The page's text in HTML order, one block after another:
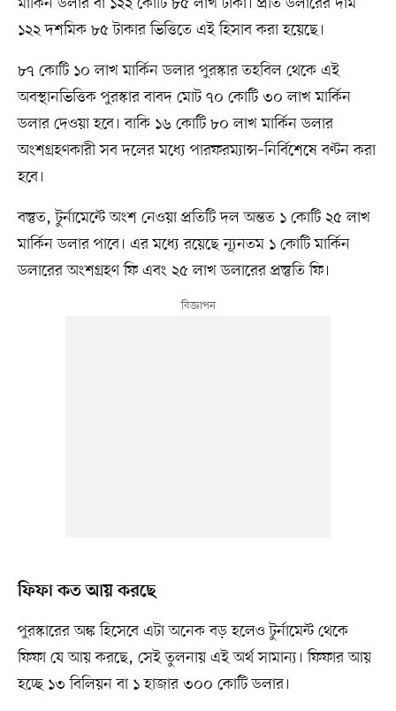
১২২ দশমিক ৮৫ টাকার ভিত্তিতে এই হিসাব করা হয়েছে।
৮৭ কোটি ১০ লাখ মার্কিন ডলার পুরস্কার তহবিল থেকে এই
অবস্থানভিত্তিক পুরস্কার বাবদ মোট ৭০ কোটি ৩০ লাখ মার্কিন
ডলার দেওয়া হবে। বাকি ১৬ কোটি ৮০ লাখ মার্কিন ডলার
অংশগ্রহণকারী সব দলের মধ্যে পারফরম্যান্স–নির্বিশেষে বণ্টন করা
হবে।
বস্তুত, টুর্নামেন্টে অংশ নেওয়া প্রতিটি দল অন্তত ১ কোটি ২৫ লাখ
মার্কিন ডলার পাবে। এর মধ্যে রয়েছে ন্যূনতম ১ কোটি মার্কিন
ডলারের অংশগ্রহণ ফি এবং ২৫ লাখ ডলারের প্রস্তুতি ফি।
ফিফা কত আয় করছে
পুরস্কারের অঙ্ক হিসেবে এটা অনেক বড় হলেও টুর্নামেন্ট থেকে
ফিফা যে আয় করছে, সেই তুলনায় এই অর্থ সামান্য। ফিফার আয়
হচ্ছে ১৩ বিলিয়ন বা ১ হাজার ৩০০ কোটি ডলার।